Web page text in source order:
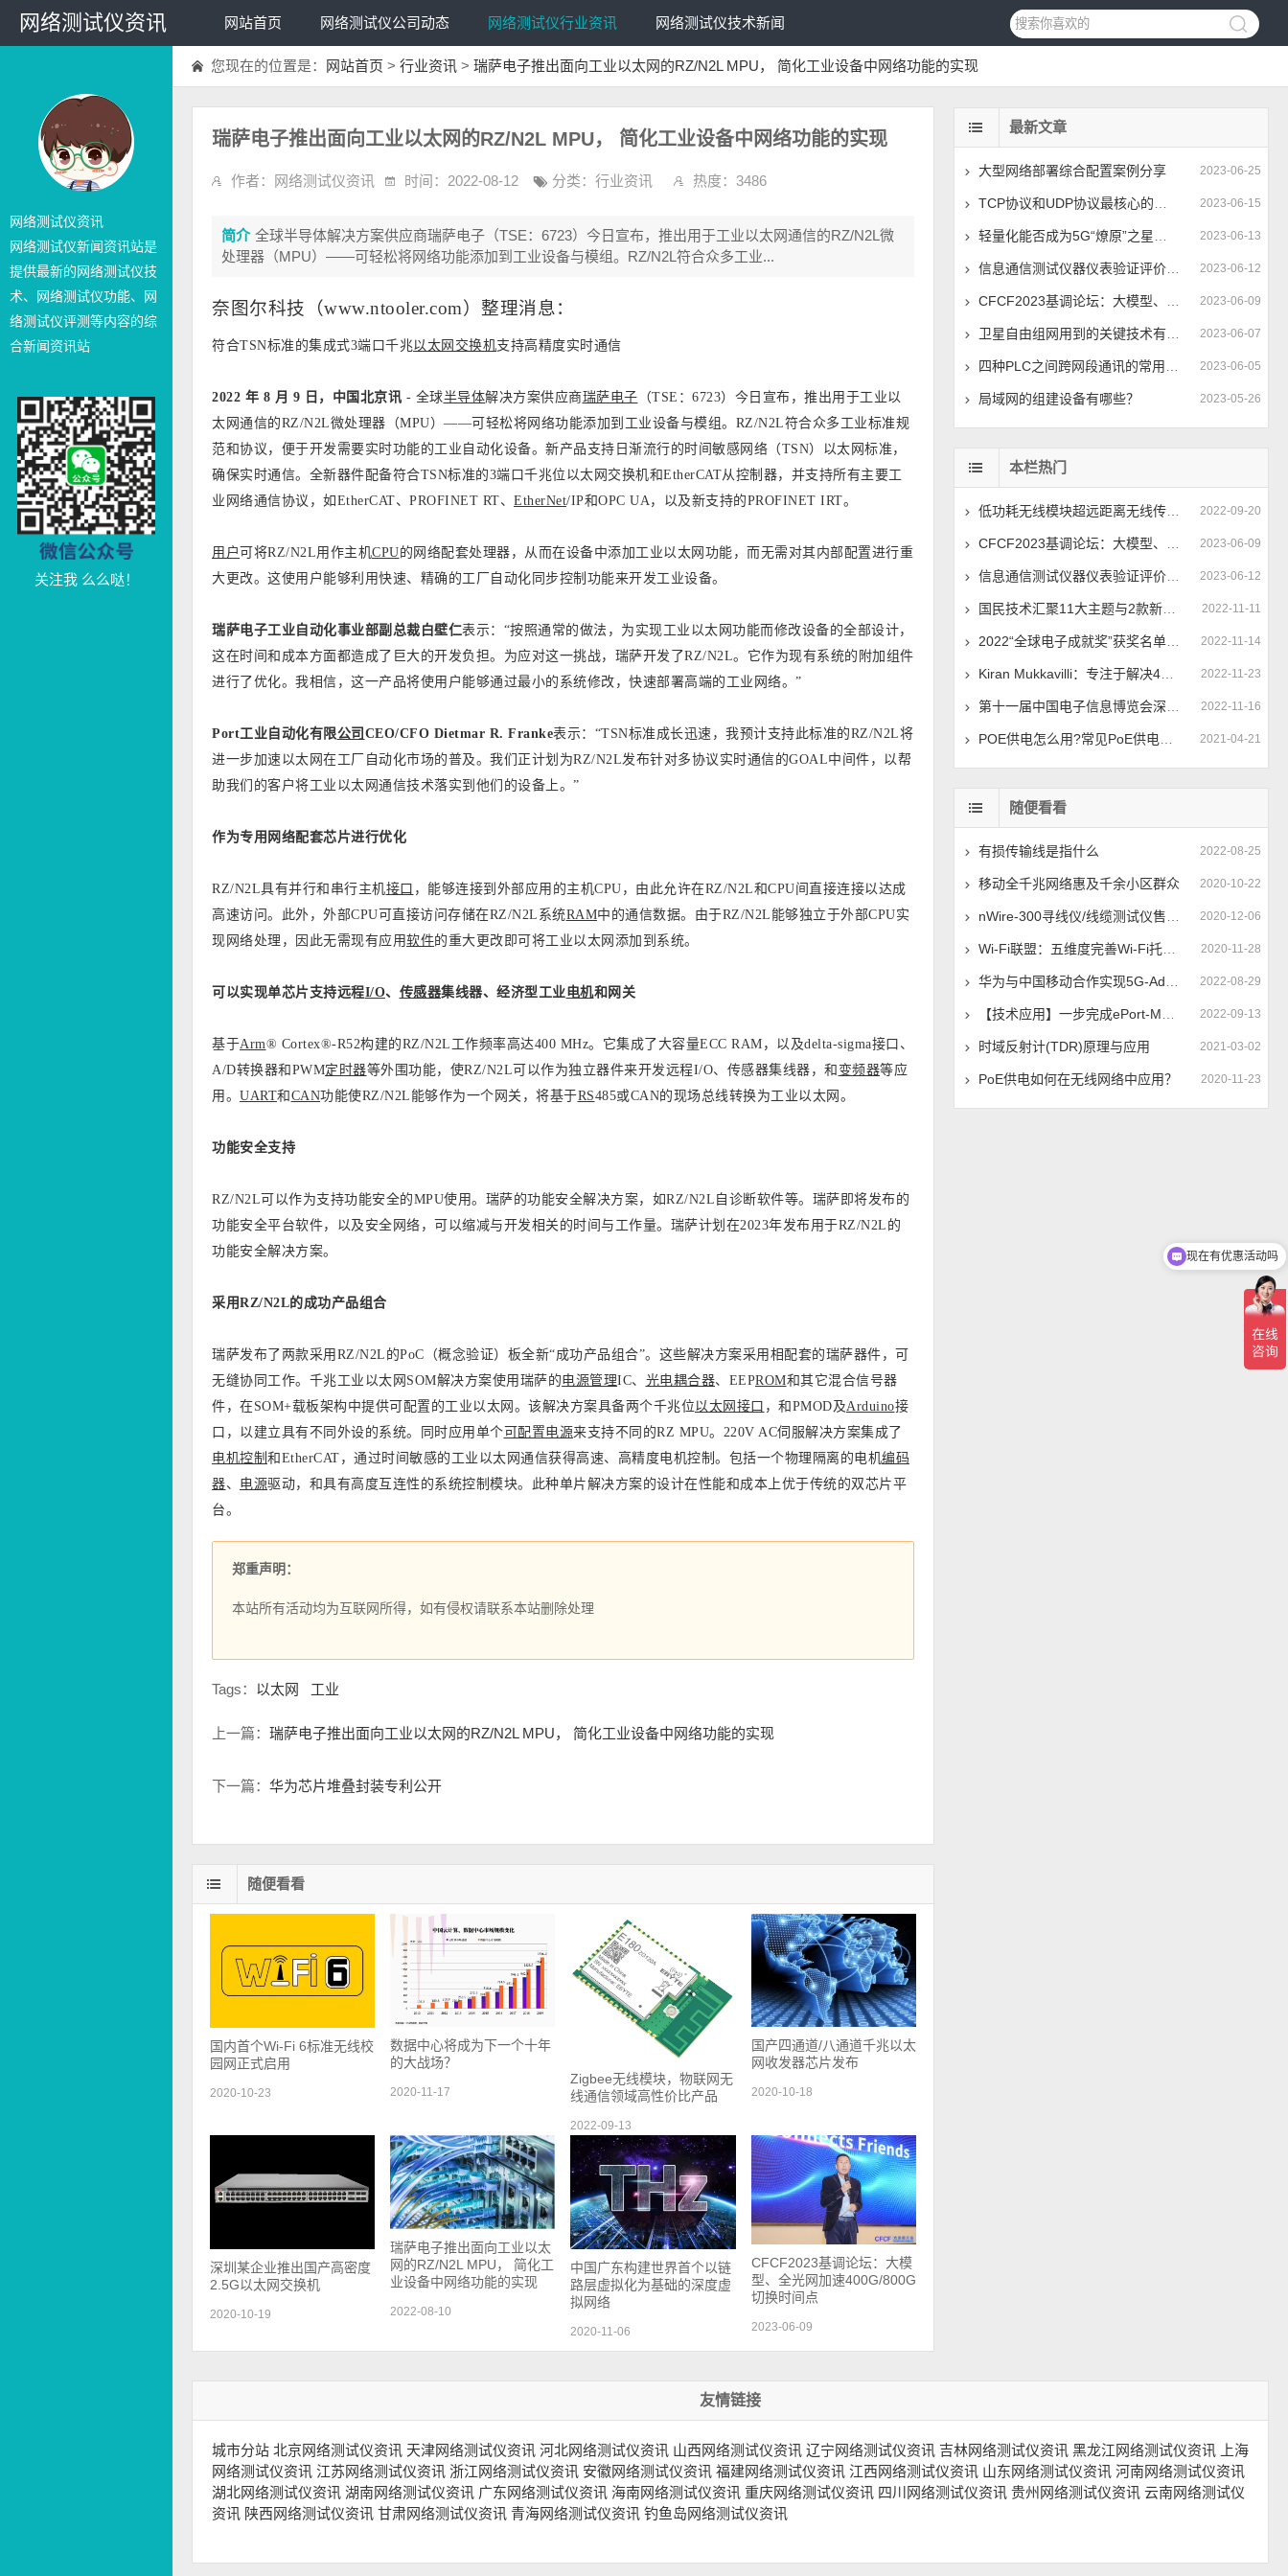
网络测试仪资讯 网站首页 网络测试仪公司动态 网络测试仪行业资讯 网络测试仪技术新闻
网络测试仪资讯
网络测试仪新闻资讯站是
提供最新的网络测试仪技
术、网络测试仪功能、网
络测试仪评测等内容的综
合新闻资讯站
关注我 么么哒！
您现在的位置是： 网站首页 > 行业资讯 > 瑞萨电子推出面向工业以太网的RZ/N2L MPU， 简化工业设备中网络功能的实现
瑞萨电子推出面向工业以太网的RZ/N2L MPU， 简化工业设备中网络功能的实现
作者：网络测试仪资讯 时间：2022-08-12 分类： 行业资讯 热度：3486
简介 全球半导体解决方案供应商瑞萨电子（TSE：6723）今日宣布，推出用于工业以太网通信的RZ/N2L微
处理器（MPU）——可轻松将网络功能添加到工业设备与模组。RZ/N2L符合众多工业...
奈图尔科技 （www.ntooler.com）整理消息 ：
符合TSN标准的集成式3端口千兆以太网交换机支持高精度实时通信
2022 年 8 月 9 日，中国北京讯 - 全球半导体解决方案供应商瑞萨电子 （TSE：6723）今日宣布，推出用于工业以
太网通信的RZ/N2L微处理器（MPU）——可轻松将网络功能添加到工业设备与模组。RZ/N2L符合众多工业标准规
范和协议，便于开发需要实时功能的工业自动化设备。新产品支持日渐流行的时间敏感网络（TSN）以太网标准，
确保实时通信。全新器件配备符合TSN标准的3端口千兆位以太网交换机和EtherCAT从控制器，并支持所有主要工
业网络通信协议，如EtherCAT、PROFINET RT、 EtherNet/IP和OPC UA，以及新支持的PROFINET IRT。
用户 可将RZ/N2L用作主机CPU的网络配套处理器，从而在设备中添加工业以太网功能，而无需对其内部配置进行重
大更改。这使用户能够利用快速、精确的工厂自动化同步控制功能来开发工业设备。
瑞萨电子工业自动化事业部副总裁白壁仁表示：“按照通常的做法，为实现工业以太网功能而修改设备的全部设计，
这在时间和成本方面都造成了巨大的开发负担。为应对这一挑战，瑞萨开发了RZ/N2L。它作为现有系统的附加组件
进行了优化。我相信，这一产品将使用户能够通过最小的系统修改，快速部署高端的工业网络。”
Port工业自动化有限公司 CEO/CFO Dietmar R. Franke表示：“TSN标准成长迅速，我预计支持此标准的RZ/N2L将
进一步加速以太网在工厂自动化市场的普及。我们正计划为RZ/N2L发布针对多协议实时通信的GOAL中间件，以帮
助我们的客户将工业以太网通信技术落实到他们的设备上。”
作为专用网络配套芯片进行优化
RZ/N2L具有并行和串行主机接口 ，能够连接到外部应用的主机CPU，由此允许在RZ/N2L和CPU间直接连接以达成
高速访问。此外，外部CPU可直接访问存储在RZ/N2L系统RAM中的通信数据。由于RZ/N2L能够独立于外部CPU实
现网络处理，因此无需现有应用软件的重大更改即可将工业以太网添加到系统。
可以实现单芯片支持远程I/O、 传感器集线器、经济型工业电机和网关
基于Arm® Cortex®-R52构建的RZ/N2L工作频率高达400 MHz。它集成了大容量ECC RAM，以及delta-sigma接口、
A/D转换器和PWM定时器等外围功能，使RZ/N2L可以作为独立器件来开发远程I/O、传感器集线器，和 变频器等应
用。 UART和 CAN功能使RZ/N2L能够作为一个网关，将基于RS485或CAN的现场总线转换为工业以太网。
功能安全支持
RZ/N2L可以作为支持功能安全的MPU使用。瑞萨的功能安全解决方案，如RZ/N2L自诊断软件等。瑞萨即将发布的
功能安全平台软件，以及安全网络，可以缩减与开发相关的时间与工作量。瑞萨计划在2023年发布用于RZ/N2L的
功能安全解决方案。
采用RZ/N2L的成功产品组合
瑞萨发布了两款采用RZ/N2L的PoC（概念验证）板全新“成功产品组合”。这些解决方案采用相配套的瑞萨器件，可
无缝协同工作。千兆工业以太网SOM解决方案使用瑞萨的电源管理IC、 光电耦合器、EEPROM和其它混合信号器
件，在SOM+载板架构中提供可配置的工业以太网。该解决方案具备两个千兆位以太网接口 ，和PMOD及Arduino接
口，以建立具有不同外设的系统。同时应用单个 可配置电源来支持不同的RZ MPU。220V AC伺服解决方案集成了
电机控制 和EtherCAT，通过时间敏感的工业以太网通信获得高速、高精度电机控制。包括一个物理隔离的电机编码
器、 电源驱动，和具有高度互连性的系统控制模块。此种单片解决方案的设计在性能和成本上优于传统的双芯片平
台。
郑重声明：
本站所有活动均为互联网所得，如有侵权请联系本站删除处理
Tags： 以太网 工业
上一篇： 瑞萨电子推出面向工业以太网的RZ/N2L MPU， 简化工业设备中网络功能的实现
下一篇： 华为芯片堆叠封装专利公开
随便看看
国内首个Wi-Fi 6标准无线校
园网正式启用
2020-10-23
数据中心将成为下一个十年
的大战场？
2020-11-17
Zigbee无线模块，物联网无
线通信领域高性价比产品
2022-09-13
国产四通道/八通道千兆以太
网收发器芯片发布
2020-10-18
深圳某企业推出国产高密度
2.5G以太网交换机
2020-10-19
瑞萨电子推出面向工业以太
网的RZ/N2L MPU， 简化工
业设备中网络功能的实现
2022-08-10
中国广东构建世界首个以链
路层虚拟化为基础的深度虚
拟网络
2020-11-06
CFCF2023基调论坛：大模
型、全光网加速400G/800G
切换时间点
2023-06-09
最新文章
2023-06-25
大型网络部署综合配置案例分享
2023-06-15
TCP协议和UDP协议最核心的区别是什么？
2023-06-13
轻量化能否成为5G“燎原”之星火？
2023-06-12
信息通信测试仪器仪表验证评价中心揭牌 推动仪器仪表技术进步
2023-06-09
CFCF2023基调论坛：大模型、全光网加速400G/800G切换时间点
2023-06-07
卫星自由组网用到的关键技术有哪些
2023-06-05
四种PLC之间跨网段通讯的常用方法分享
2023-05-26
局域网的组建设备有哪些？
本栏热门
2022-09-20
低功耗无线模块超远距离无线传输实现中继的方法
2023-06-09
CFCF2023基调论坛：大模型、全光网加速400G/800G切换时间点
2023-06-12
信息通信测试仪器仪表验证评价中心揭牌 推动仪器仪表技术进步
2022-11-11
国民技术汇聚11大主题与2款新品添彩ELEXCON 2022
2022-11-14
2022“全球电子成就奖”获奖名单公布，移远通信荣获“年度杰出创新企业”奖
2022-11-23
Kiran Mukkavilli：专注于解决4G和5G的基本波形问题
2022-11-16
第十一届中国电子信息博览会深圳新闻发布会成功举行
2021-04-21
POE供电怎么用?常见PoE供电4种工程应用方法
随便看看
2022-08-25
有损传输线是指什么
2020-10-22
移动全千兆网络惠及千余小区群众
2020-12-06
nWire-300寻线仪/线缆测试仪售价调整公告
2020-11-28
Wi-Fi联盟：五维度完善Wi-Fi托管网络体验
2022-08-29
华为与中国移动合作实现5G-Advanced和XR的协同发展
2022-09-13
【技术应用】一步完成ePort-M百兆模块地址配置
2021-03-02
时域反射计(TDR)原理与应用
2020-11-23
PoE供电如何在无线网络中应用？
友情链接
城市分站 北京网络测试仪资讯 天津网络测试仪资讯 河北网络测试仪资讯 山西网络测试仪资讯 辽宁网络测试仪资讯 吉林网络测试仪资讯 黑龙江网络测试仪资讯
上海
网络测试仪资讯 江苏网络测试仪资讯 浙江网络测试仪资讯 安徽网络测试仪资讯 福建网络测试仪资讯 江西网络测试仪资讯 山东网络测试仪资讯 河南网络测试仪资讯
湖北网络测试仪资讯 湖南网络测试仪资讯 广东网络测试仪资讯 海南网络测试仪资讯 重庆网络测试仪资讯 四川网络测试仪资讯 贵州网络测试仪资讯 云南网络测试仪
资讯 陕西网络测试仪资讯 甘肃网络测试仪资讯 青海网络测试仪资讯 钓鱼岛网络测试仪资讯
现在有优惠活动吗